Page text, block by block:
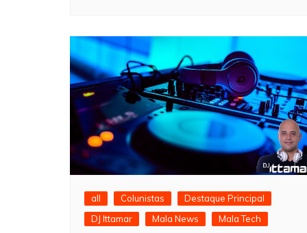
all Colunistas
Destaque Principal
DJ Ittamar
Mala News Mala Tech